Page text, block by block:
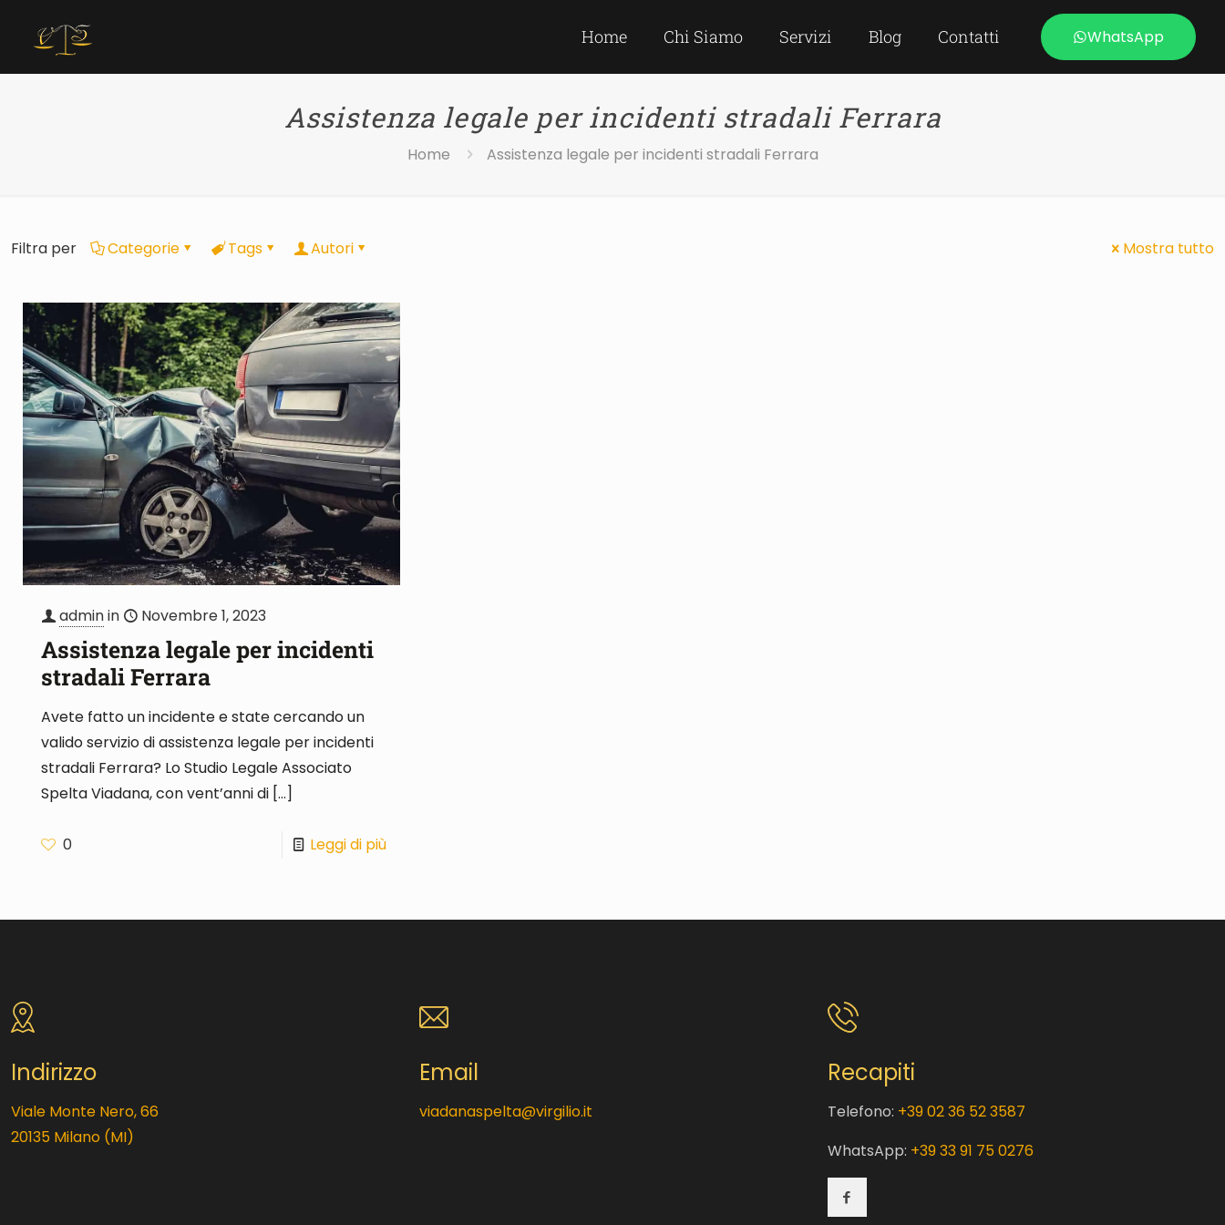
Home Chi Siamo Servizi Blog Contatti WhatsApp
Assistenza legale per incidenti stradali Ferrara
Home Assistenza legale per incidenti stradali Ferrara
Filtra per Categorie Tags Autori Mostra tutto
adminin Novembre 1, 2023
Assistenza legale per incidenti
stradali Ferrara
Avete fatto un incidente e state cercando un
valido servizio di assistenza legale per incidenti
stradali Ferrara? Lo Studio Legale Associato
Spelta Viadana, con vent’anni di […]
0 Leggi di più
Indirizzo
Viale Monte Nero, 66
20135 Milano (MI)
Email
viadanaspelta@virgilio.it
Recapiti
Telefono: +39 02 36 52 3587
WhatsApp: +39 33 91 75 0276